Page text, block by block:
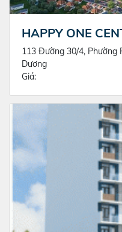
HAPPY ONE
113 Đường 30/4, Phường
Dương
Giá: